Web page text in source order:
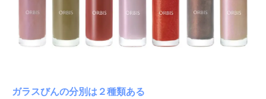
ガラスびんの分別は２種類ある